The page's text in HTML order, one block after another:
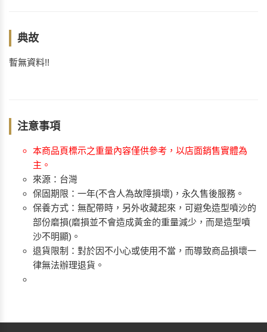
典故
暫無資料!!
注意事項
本商品頁標示之重量內容僅供參考，以店面銷售實體為
主。
來源：台灣
保固期限：一年(不含人為故障損壞)，永久售後服務。
保養方式：無配帶時，另外收藏起來，可避免造型噴沙的
部份磨損(磨損並不會造成黃金的重量減少，而是造型噴
沙不明顯)。
退貨限制：對於因不小心或使用不當，而導致商品損壞一
律無法辦理退貨。